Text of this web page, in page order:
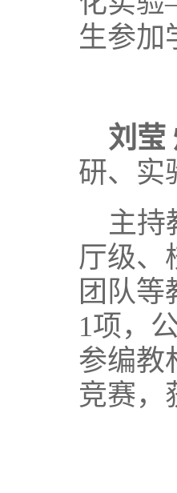
生参加
刘莹
研、实
主持
厅级、
团队等
1项，
参编教
竞赛，